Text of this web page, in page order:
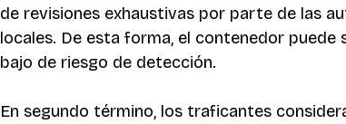
de revisiones exhaustivas por parte de las
locales. De esta forma, el contenedor puede
bajo de riesgo de detección.
En segundo término, los traficantes